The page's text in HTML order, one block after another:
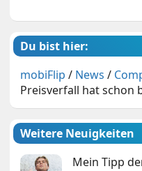
Du bist hier:
mobiFlip / News /
Preisverfall hat schon
Weitere Neuigkeiten
Mein Tipp